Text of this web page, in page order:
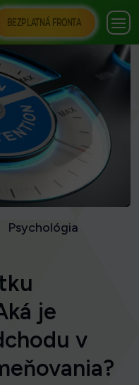
BEZPLATNÁ FRONTA
Psychológia
je
v